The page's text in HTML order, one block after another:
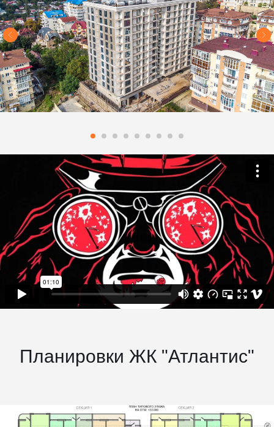
Планировки ЖК "Атлантис"